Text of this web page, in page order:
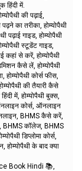
हिंदी में.
की पढ़ाई,
का तरीका, होम्योपैथी
पढ़ाई गाइड, होम्योपैथी
स्टूडेंट गाइड,
कहां से करें, होम्योपैथी
कैसे लें, होम्योपैथी
कोर्स फीस,
की तैयारी कैसे
में, होम्योपैथी बुक्स,
ऑनलाइन कोर्स, ऑनलाइन
BHMS कैसे करें,
BHMS कॉलेज, BHMS
डिप्लोमा कोर्स,
होम्योपैथी के बाद क्या
Book Hindi 📚,